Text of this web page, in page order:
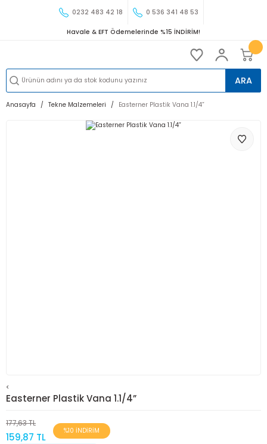
0232 483 42 18 0 536 341 48 53
Havale & EFT Ödemelerinde %15 İNDİRİM!
ARA
Anasayfa Tekne Malzemeleri Easterner Plastik Vana 1.1/4”
<
Easterner Plastik Vana 1.1/4”
177,63 TL
159,87 TL
%10 İNDİRİM